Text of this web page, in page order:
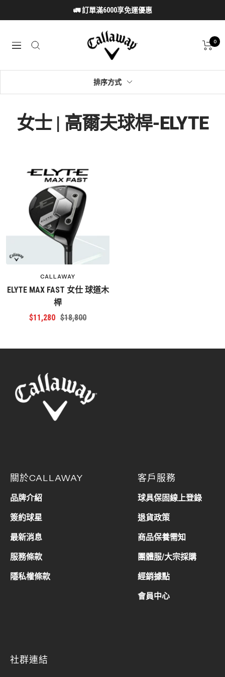
🚛 訂單滿6000享免運優惠
導
Callaway
Taiwan
0
排序方式
女士 | 高爾夫球桿-ELYTE
CALLAWAY
ELYTE MAX FAST 女仕 球道木
桿
特
$11,280 原
$18,800
關於CALLAWAY
品牌介紹
簽約球星
最新消息
服務條款
隱私權條款
客戶服務
球具保固線上登錄
退貨政策
商品保養需知
團體服/大宗採購
經銷據點
會員中心
社群連結